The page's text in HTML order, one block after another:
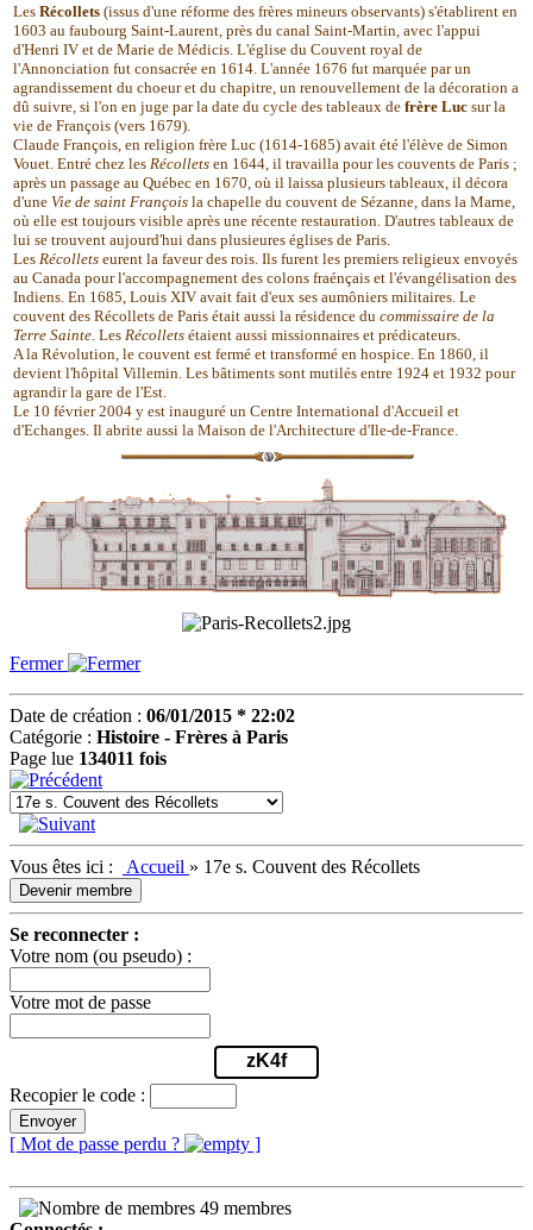
Les Récollets (issus d'une réforme des frères mineurs observants) s'établirent en
1603 au faubourg Saint-Laurent, près du canal Saint-Martin, avec l'appui
d'Henri IV et de Marie de Médicis. L'église du Couvent royal de
l'Annonciation fut consacrée en 1614. L'année 1676 fut marquée par un
agrandissement du choeur et du chapitre, un renouvellement de la décoration a
dû suivre, si l'on en juge par la date du cycle des tableaux de frère Luc sur la
vie de François (vers 1679).
Claude François, en religion frère Luc (1614-1685) avait été l'élève de Simon
Vouet. Entré chez les Récollets en 1644, il travailla pour les couvents de Paris ;
après un passage au Québec en 1670, où il laissa plusieurs tableaux, il décora
d'une Vie de saint François la chapelle du couvent de Sézanne, dans la Marne,
où elle est toujours visible après une récente restauration. D'autres tableaux de
lui se trouvent aujourd'hui dans plusieures églises de Paris.
Les Récollets eurent la faveur des rois. Ils furent les premiers religieux envoyés
au Canada pour l'accompagnement des colons fraénçais et l'évangélisation des
Indiens. En 1685, Louis XIV avait fait d'eux ses aumôniers militaires. Le
couvent des Récollets de Paris était aussi la résidence du commissaire de la
Terre Sainte . Les Récollets étaient aussi missionnaires et prédicateurs.
A la Révolution, le couvent est fermé et transformé en hospice. En 1860, il
devient l'hôpital Villemin. Les bâtiments sont mutilés entre 1924 et 1932 pour
agrandir la gare de l'Est.
Le 10 février 2004 y est inauguré un Centre International d'Accueil et
d'Echanges. Il abrite aussi la Maison de l'Architecture d'Ile-de-France.
Fermer
Date de création : 06/01/2015 * 22:02
Catégorie : Histoire - Frères à Paris
Page lue 134011 fois
Vous êtes ici : Accueil » 17e s. Couvent des Récollets
Devenir membre
Se reconnecter :
Votre nom (ou pseudo) :
Votre mot de passe
zK4f
Recopier le code :
Envoyer
[ Mot de passe perdu ? ]
49 membres